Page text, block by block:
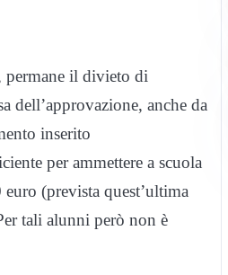
permane il divieto di
dell’approvazione, anche da
inserito
per ammettere a scuola
(prevista quest’ultima
tali alunni però non è